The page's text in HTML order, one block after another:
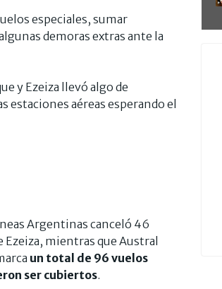
especiales, sumar
demoras extras ante la
y Ezeiza llevó algo de
estaciones aéreas esperando el
Argentinas canceló 46
Ezeiza, mientras que Austral
un total de 96 vuelos
ser cubiertos.